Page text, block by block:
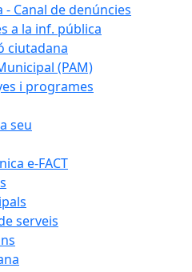
- Canal de denúncies
a la inf. pública
ciutadana
(PAM)
i programes
seu
e-FACT
serveis